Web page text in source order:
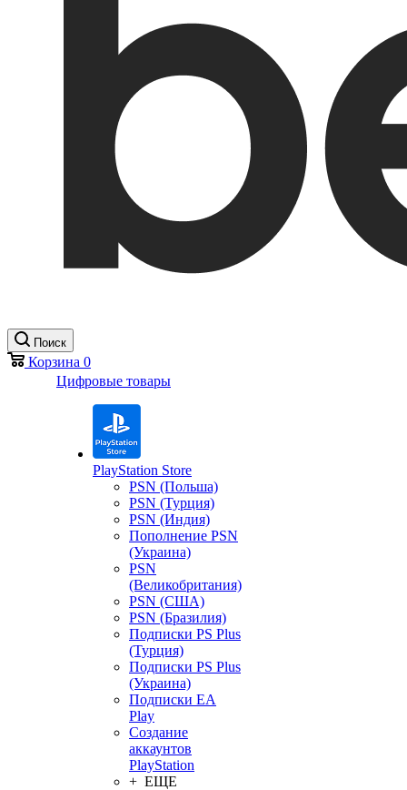
Поиск
Корзина 0
Цифровые товары
PlayStation Store
PSN (Польша)
PSN (Турция)
PSN (Индия)
Пополнение PSN
(Украина)
PSN
(Великобритания)
PSN (США)
PSN (Бразилия)
Подписки PS Plus
(Турция)
Подписки PS Plus
(Украина)
Подписки EA
Play
Создание
аккаунтов
PlayStation
+ ЕЩЕ